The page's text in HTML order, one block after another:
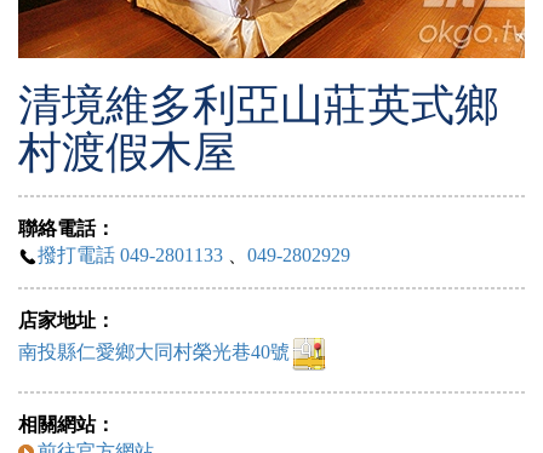
清境維多利亞山莊英式鄉
村渡假木屋
聯絡電話：
撥打電話 049-2801133
049-2802929
店家地址：
南投縣仁愛鄉大同村榮光巷40號
相關網站：